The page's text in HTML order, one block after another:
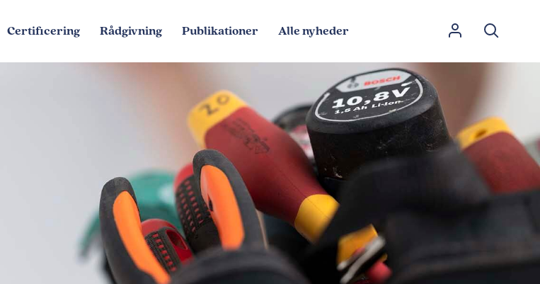
Certificering Rådgivning Publikationer Alle nyheder